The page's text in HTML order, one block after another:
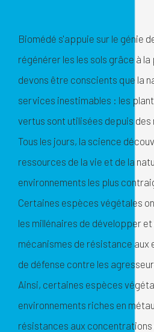
Biomédé s'appuie sur le génie
régénérer les les sols grâce à
devons être conscients que la
services inestimables : les
vertus sont utilisées depuis des
Tous les jours, la science
ressources de la vie et de la
environnements les plus
Certaines espèces végétales
les millénaires de développer
mécanismes de résistance aux
de défense contre les
Ainsi, certaines espèces
environnements riches en
résistances aux concentrations